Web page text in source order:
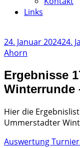
Links
Veröffentlicht
am
24. Januar 202424.
Ahorn
Ergebnisse
Winterrunde
Hier die
Ummerstadter
Auswertung